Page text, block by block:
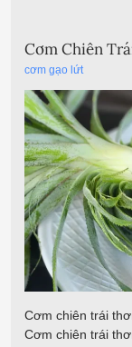
Cơm Chiên
cơm gạo lứt
Cơm chiên trái
Cơm chiên trái